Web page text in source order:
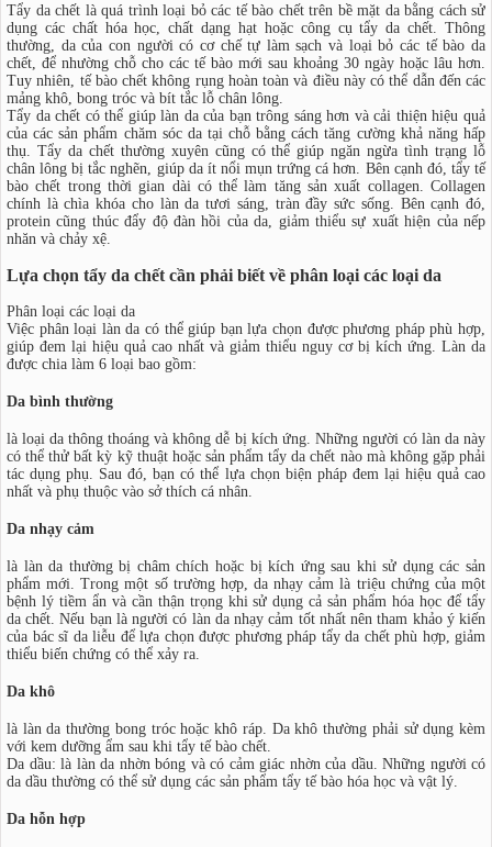
Tẩy da chết là quá trình loại bỏ các tế bào chết trên bề mặt da bằng cách sử
dụng các chất hóa học, chất dạng hạt hoặc công cụ tẩy da chết. Thông
thường, da của con người có cơ chế tự làm sạch và loại bỏ các tế bào da
chết, để nhường chỗ cho các tế bào mới sau khoảng 30 ngày hoặc lâu hơn.
Tuy nhiên, tế bào chết không rụng hoàn toàn và điều này có thể dẫn đến các
mảng khô, bong tróc và bít tắc lỗ chân lông.
Tẩy da chết có thể giúp làn da của bạn trông sáng hơn và cải thiện hiệu quả
của các sản phẩm chăm sóc da tại chỗ bằng cách tăng cường khả năng hấp
thụ. Tẩy da chết thường xuyên cũng có thể giúp ngăn ngừa tình trạng lỗ
chân lông bị tắc nghẽn, giúp da ít nổi mụn trứng cá hơn. Bên cạnh đó, tẩy tế
bào chết trong thời gian dài có thể làm tăng sản xuất collagen. Collagen
chính là chìa khóa cho làn da tươi sáng, tràn đầy sức sống. Bên cạnh đó,
protein cũng thúc đẩy độ đàn hồi của da, giảm thiểu sự xuất hiện của nếp
nhăn và chảy xệ.
Lựa chọn tẩy da chết cần phải biết về phân loại các loại da
Phân loại các loại da
Việc phân loại làn da có thể giúp bạn lựa chọn được phương pháp phù hợp,
giúp đem lại hiệu quả cao nhất và giảm thiểu nguy cơ bị kích ứng. Làn da
được chia làm 6 loại bao gồm:
Da bình thường
là loại da thông thoáng và không dễ bị kích ứng. Những người có làn da này
có thể thử bất kỳ kỹ thuật hoặc sản phẩm tẩy da chết nào mà không gặp phải
tác dụng phụ. Sau đó, bạn có thể lựa chọn biện pháp đem lại hiệu quả cao
nhất và phụ thuộc vào sở thích cá nhân.
Da nhạy cảm
là làn da thường bị châm chích hoặc bị kích ứng sau khi sử dụng các sản
phẩm mới. Trong một số trường hợp, da nhạy cảm là triệu chứng của một
bệnh lý tiềm ẩn và cần thận trọng khi sử dụng cả sản phẩm hóa học để tẩy
da chết. Nếu bạn là người có làn da nhạy cảm tốt nhất nên tham khảo ý kiến
của bác sĩ da liễu để lựa chọn được phương pháp tẩy da chết phù hợp, giảm
thiểu biến chứng có thể xảy ra.
Da khô
là làn da thường bong tróc hoặc khô ráp. Da khô thường phải sử dụng kèm
với kem dưỡng ẩm sau khi tẩy tế bào chết.
Da dầu: là làn da nhờn bóng và có cảm giác nhờn của dầu. Những người có
da dầu thường có thể sử dụng các sản phẩm tẩy tế bào hóa học và vật lý.
Da hỗn hợp